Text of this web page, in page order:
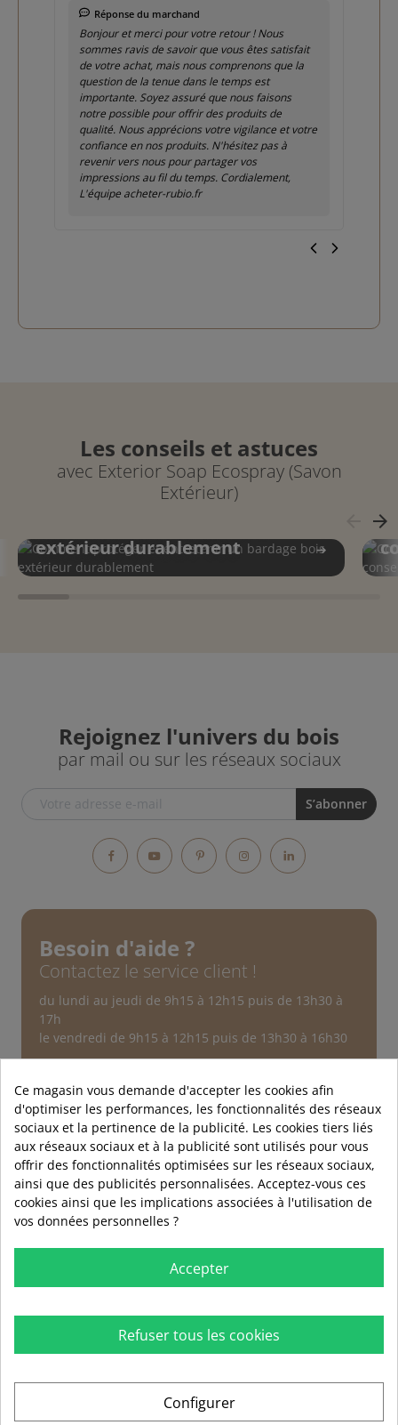
Réponse du marchand
Bonjour et merci pour votre retour ! Nous
sommes ravis de savoir que vous êtes satisfait
de votre achat, mais nous comprenons que la
question de la tenue dans le temps est
importante. Soyez assuré que nous faisons
notre possible pour offrir des produits de
qualité. Nous apprécions votre vigilance et votre
confiance en nos produits. N'hésitez pas à
revenir vers nous pour partager vos
impressions au fil du temps. Cordialement,
L'équipe acheter-rubio.fr
Les conseils et astuces
avec Exterior Soap Ecospray (Savon
Extérieur)
arrow_forward
Comment protéger et
extérieur durablement
Rejoignez l'univers du bois
par mail ou sur les réseaux sociaux
FacebookYouTubePinterestInstagramLinkedIn
Besoin d'aide ?
Contactez le service client !
du lundi au jeudi de 9h15 à 12h15 puis de 13h30 à
17h
le vendredi de 9h15 à 12h15 puis de 13h30 à 16h30
Au sujet d'une commande
Nous contacter
Ce magasin vous demande d'accepter les cookies afin
d'optimiser les performances, les fonctionnalités des réseaux
sociaux et la pertinence de la publicité. Les cookies tiers liés
aux réseaux sociaux et à la publicité sont utilisés pour vous
offrir des fonctionnalités optimisées sur les réseaux sociaux,
ainsi que des publicités personnalisées. Acceptez-vous ces
cookies ainsi que les implications associées à l'utilisation de
vos données personnelles ?
Accepter
Refuser tous les cookies
Configurer